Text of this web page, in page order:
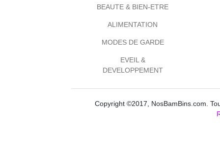
BEAUTE & BIEN-ETRE
ALIMENTATION
MODES DE GARDE
EVEIL &
DEVELOPPEMENT
Copyright ©2017, NosBamBins.com.